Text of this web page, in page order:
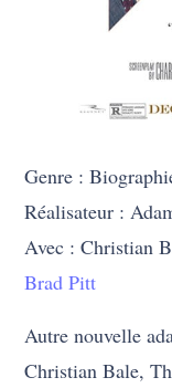
Genre :
Réalisateur :
Avec : Christian
Brad Pitt
Autre nouvelle
Christian Bale,